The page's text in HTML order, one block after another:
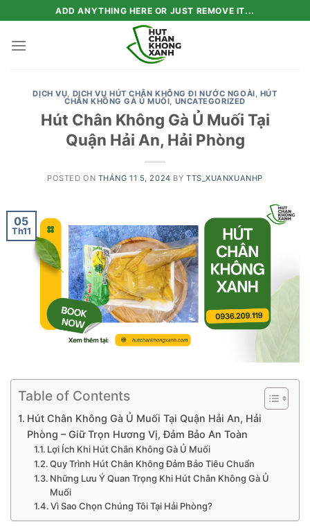
to
content
ADD ANYTHING HERE OR JUST REMOVE IT...
DỊCH VỤ, DỊCH VỤ HÚT CHÂN KHÔNG ĐI NƯỚC NGOÀI, HÚT
CHÂN KHÔNG GÀ Ủ MUỐI, UNCATEGORIZED
Hút Chân Không Gà Ủ Muối Tại
Quận Hải An, Hải Phòng
POSTED ON THÁNG 11 5, 2024 BY TTS_XUANXUANHP
05
Th11
Table of Contents
Hút Chân Không Gà Ủ Muối Tại Quận Hải An, Hải
Phòng – Giữ Trọn Hương Vị, Đảm Bảo An Toàn
Lợi Ích Khi Hút Chân Không Gà Ủ Muối
Quy Trình Hút Chân Không Đảm Bảo Tiêu Chuẩn
Những Lưu Ý Quan Trọng Khi Hút Chân Không Gà Ủ
Muối
Vì Sao Chọn Chúng Tôi Tại Hải Phòng?